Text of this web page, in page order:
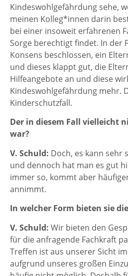
Kindeswohlgefährdung sehe,
meinen Kolleg*innen darin
bei einer insoweit erfahrenen
Sorge berechtigt findet. In der
Konsens beschlossen, ein
und dieses klappt gut, die
Hilfeangebote an und diese
Kindeswohlgefährdung mehr.
Kinderschutzfall.
Der in diesem Fall vielleicht
war?
V. Schuld: Doch, es kann sehr
und dennoch hat man es gut
immer so, kommt aber
annimmt.
In welcher Form bieten sie
V. Schuld: Wir bieten den
für die anfragende Fachkraft
Treffen ist aus unserer Sicht
aufgrund unseres großen